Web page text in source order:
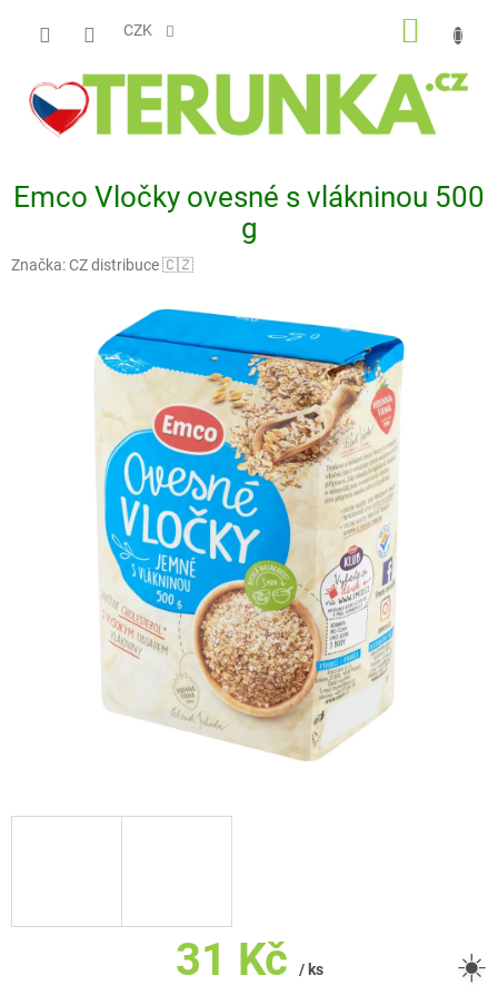
CZK
Emco Vločky ovesné s vlákninou 500
g
Značka:CZ distribuce 🇨🇿
31 Kč / ks ☀️